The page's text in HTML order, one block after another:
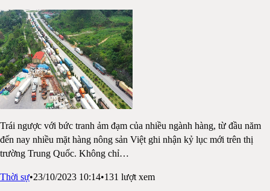
Trái ngược với bức tranh ảm đạm của nhiều ngành hàng, từ đầu năm
đến nay nhiều mặt hàng nông sản Việt ghi nhận kỷ lục mới trên thị
trường Trung Quốc. Không chỉ…
Thời sự•23/10/2023 10:14•131 lượt xem